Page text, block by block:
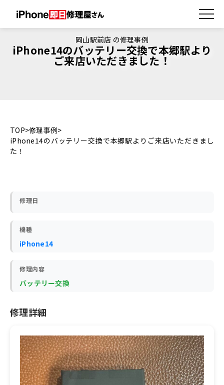
岡山駅前店 の修理事例
iPhone14のバッテリー交換で本郷駅より
ご来店いただきました！
TOP 修理事例
iPhone14のバッテリー交換で本郷駅よりご来店いただきまし
た！
修理日
機種
iPhone14
修理内容
バッテリー交換
修理詳細